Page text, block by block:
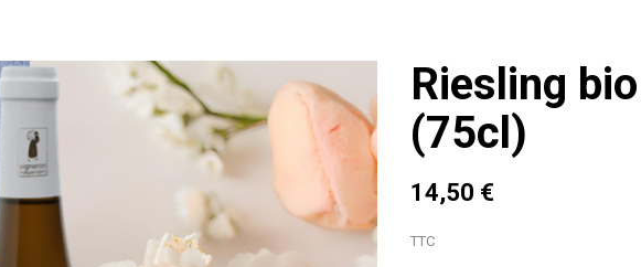
Riesling
(75cl)
14,50 €
TTC